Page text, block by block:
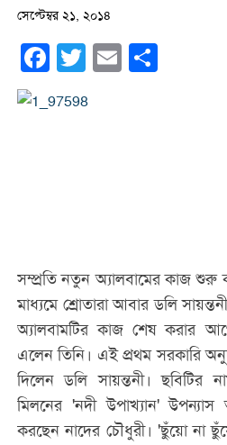
সেপ্টেম্বর ২১, ২০১৪
Facebook
Twitter Email
সম্প্রতি নতুন অ্যালবামের কাজ
মাধ্যমে শ্রোতারা আবার ডলি
অ্যালবামটির কাজ শেষ করার
এলেন তিনি। এই প্রথম সরকারি
দিলেন ডলি সায়ন্তনী। ছবিটির
মিলনের 'নদী উপাখ্যান' উপন্যাস
করছেন নাদের চৌধুরী। 'ছুঁয়ো